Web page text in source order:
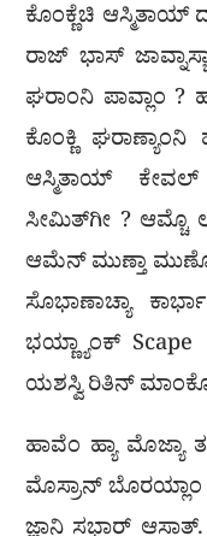
ಕೊಂಕ್ಣೆಚಿ ಆಸ್ಮಿತಾಯ್
ರಾಜ್ ಭಾಸ್
ಘರಾಂನಿ ಪಾವ್ಲಾಂ ?
ಕೊಂಕ್ಣಿ
ಆಸ್ಮಿತಾಯ್
ಸೀಮಿತ್‌ಗೀ ? ಆಮ್ಚೊ
ಆಮೆನ್ ಮುಣ್ತಾ
ಸೊಭಾಣಾಚ್ಯಾ
ಭಯ್ಣ್ಯಾಂಕ್
ಯಶಸ್ವಿ ರಿತಿನ್
ಹಾವೆಂ ಹ್ಯಾ ಮೊಜ್ಯಾ
ಮೊಸ್ರಾನ್